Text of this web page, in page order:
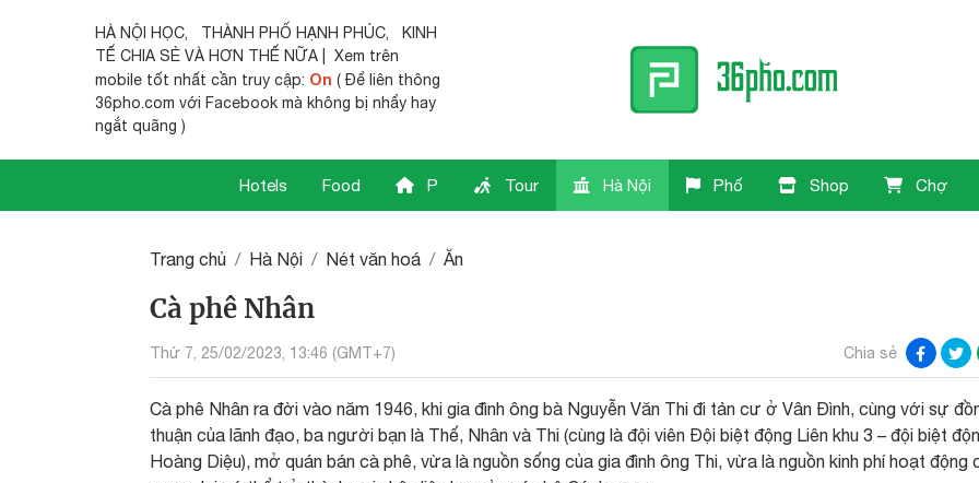
HÀ NỘI HỌC, THÀNH PHỐ HẠNH PHÚC,
KINH
TẾ CHIA SẺ VÀ HƠN THẾ NỮA | Xem trên
mobile tốt nhất cần truy cập: On ( Để liên thông
36pho.com với Facebook mà không bị nhẩy hay
ngắt quãng )
Hotels Food P Tour Hà Nội Phố Shop Chợ
Trang chủ Hà Nội Nét văn hoá Ăn
Cà phê Nhân
Thứ 7, 25/02/2023, 13:46 (GMT+7) Chia sẻ
Cà phê Nhân ra đời vào năm 1946, khi gia đình ông bà Nguyễn Văn Thi đi tản cư ở Vân Đình, cùng với sự
thuận của lãnh đạo, ba người bạn là Thế, Nhân và Thi (cùng là đội viên Đội biệt động Liên khu 3 – đội biệt
Hoàng Diệu), mở quán bán cà phê, vừa là nguồn sống của gia đình ông Thi, vừa là nguồn kinh phí hoạt động